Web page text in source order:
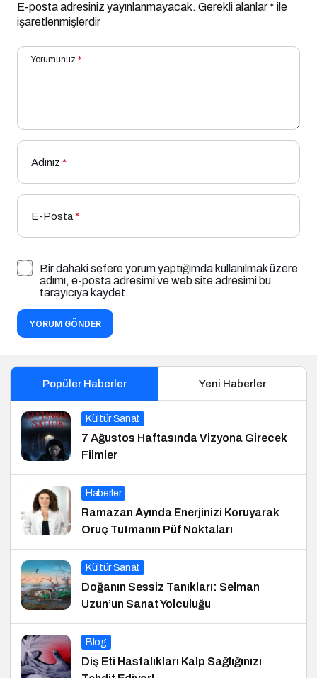
E-posta adresiniz yayınlanmayacak. Gerekli alanlar* ile
işaretlenmişlerdir
Yorumunuz *
Adınız *
E-Posta*
Bir dahaki sefere yorum yaptığımda kullanılmak üzere
adımı, e-posta adresimi ve web site adresimi bu
tarayıcıya kaydet.
YORUM GÖNDER
Popüler Haberler Yeni Haberler
Kültür Sanat
7 Ağustos Haftasında Vizyona Girecek
Filmler
Haberler
Ramazan Ayında Enerjinizi Koruyarak
Oruç Tutmanın Püf Noktaları
Kültür Sanat
Doğanın Sessiz Tanıkları: Selman
Uzun’un Sanat Yolculuğu
Blog
Diş Eti Hastalıkları Kalp Sağlığınızı